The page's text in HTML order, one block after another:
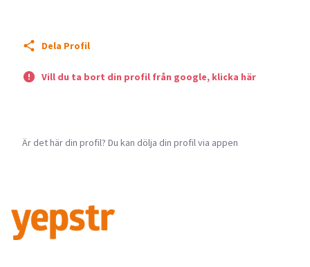
Dela Profil
Vill du ta bort din profil från google, klicka här
Är det här din profil? Du kan dölja din profil via appen